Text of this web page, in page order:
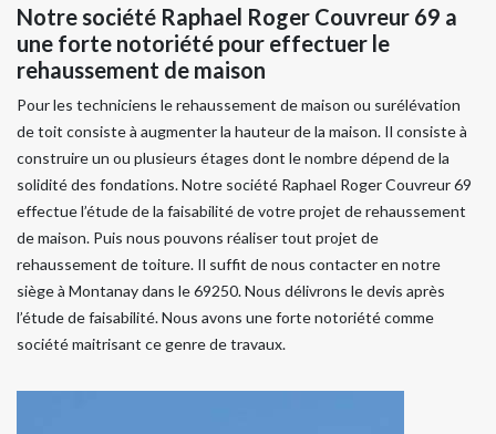
Notre société Raphael Roger Couvreur 69 a
une forte notoriété pour effectuer le
rehaussement de maison
Pour les techniciens le rehaussement de maison ou surélévation
de toit consiste à augmenter la hauteur de la maison. Il consiste à
construire un ou plusieurs étages dont le nombre dépend de la
solidité des fondations. Notre société Raphael Roger Couvreur 69
effectue l’étude de la faisabilité de votre projet de rehaussement
de maison. Puis nous pouvons réaliser tout projet de
rehaussement de toiture. Il suffit de nous contacter en notre
siège à Montanay dans le 69250. Nous délivrons le devis après
l’étude de faisabilité. Nous avons une forte notoriété comme
société maitrisant ce genre de travaux.